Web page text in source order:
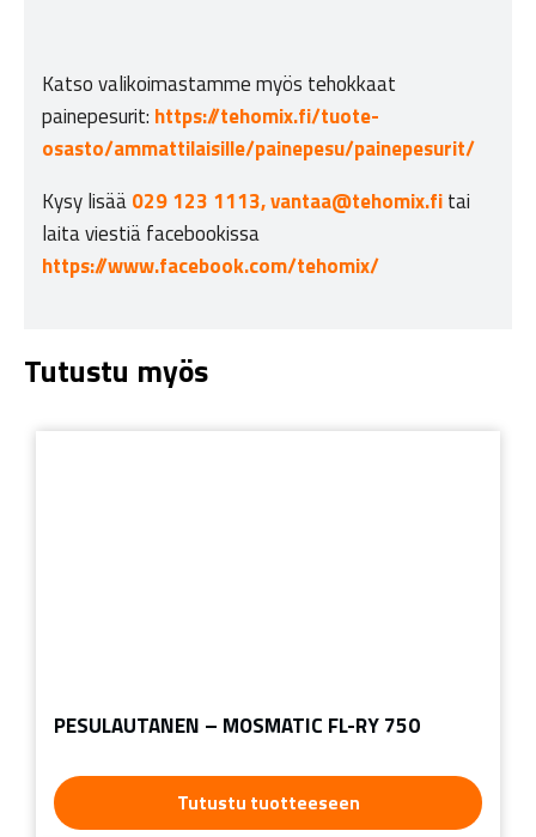
Katso valikoimastamme myös tehokkaat
painepesurit: https://tehomix.fi/tuote-
osasto/ammattilaisille/painepesu/painepesurit/
Kysy lisää029 123 1113,vantaa@tehomix.fitai
laita viestiä facebookissa
https://www.facebook.com/tehomix/
Tutustu myös
PESULAUTANEN – MOSMATIC FL-RY 750
Tutustu tuotteeseen